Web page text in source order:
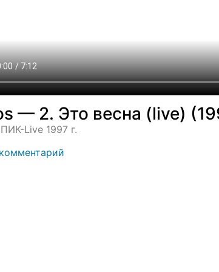
— 2. Это весна (live)
Live 1997 г.